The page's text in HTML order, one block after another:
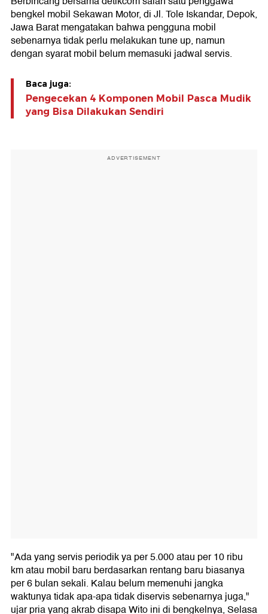
bengkel mobil Sekawan Motor, di Jl. Tole Iskandar, Depok,
Jawa Barat mengatakan bahwa pengguna mobil
sebenarnya tidak perlu melakukan tune up, namun
dengan syarat mobil belum memasuki jadwal servis.
Baca juga:
Pengecekan 4 Komponen Mobil Pasca Mudik
yang Bisa Dilakukan Sendiri
ADVERTISEMENT
"Ada yang servis periodik ya per 5.000 atau per 10 ribu
km atau mobil baru berdasarkan rentang baru biasanya
per 6 bulan sekali. Kalau belum memenuhi jangka
waktunya tidak apa-apa tidak diservis sebenarnya juga,"
ujar pria yang akrab disapa Wito ini di bengkelnya, Selasa